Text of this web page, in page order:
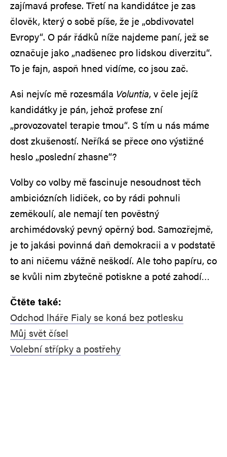
zajímavá profese. Třetí na kandidátce je zas
člověk, který o sobě píše, že je „obdivovatel
Evropy“. O pár řádků níže najdeme paní, jež se
označuje jako „nadšenec pro lidskou diverzitu“.
To je fajn, aspoň hned vidíme, co jsou zač.
Asi nejvíc mě rozesmála Voluntia, v čele jejíž
kandidátky je pán, jehož profese zní
„provozovatel terapie tmou“. S tím u nás máme
dost zkušeností. Neříká se přece ono výstižné
heslo „poslední zhasne“?
Volby co volby mě fascinuje nesoudnost těch
ambiciózních lidiček, co by rádi pohnuli
zeměkoulí, ale nemají ten pověstný
archimédovský pevný opěrný bod. Samozřejmě,
je to jakási povinná daň demokracii a v podstatě
to ani ničemu vážně neškodí. Ale toho papíru, co
se kvůli nim zbytečně potiskne a poté zahodí…
Čtěte také:
Odchod lháře Fialy se koná bez potlesku
Můj svět čísel
Volební střípky a postřehy